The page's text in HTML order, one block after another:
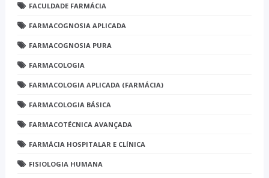
FACULDADE FARMÁCIA
FARMACOGNOSIA APLICADA
FARMACOGNOSIA PURA
FARMACOLOGIA
FARMACOLOGIA APLICADA (FARMÁCIA)
FARMACOLOGIA BÁSICA
FARMACOTÉCNICA AVANÇADA
FARMÁCIA HOSPITALAR E CLÍNICA
FISIOLOGIA HUMANA